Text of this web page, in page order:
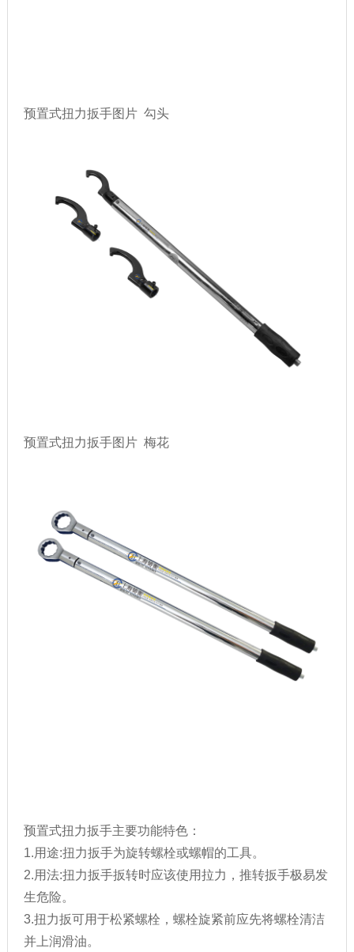
预置式扭力扳手图片 勾头
预置式扭力扳手图片 梅花
预置式扭力扳手主要功能特色：
1.用途:扭力扳手为旋转螺栓或螺帽的工具。
2.用法:扭力扳手扳转时应该使用拉力，推转扳手极易发
生危险。
3.扭力扳可用于松紧螺栓，螺栓旋紧前应先将螺栓清洁
并上润滑油。